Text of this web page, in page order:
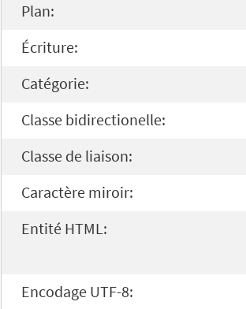
Plan:
Écriture:
Catégorie:
Classe bidirectionelle:
Classe de liaison:
Caractère miroir:
Entité HTML:
Encodage UTF-8: